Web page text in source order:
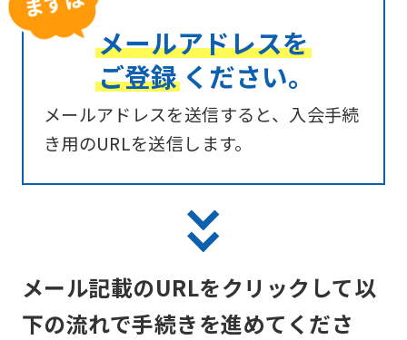
メールアドレスを
ご登録 ください。
メールアドレスを送信すると、入会手続
き用のURLを送信します。
メール記載のURLをクリックして以
下の流れで手続きを進めてくださ